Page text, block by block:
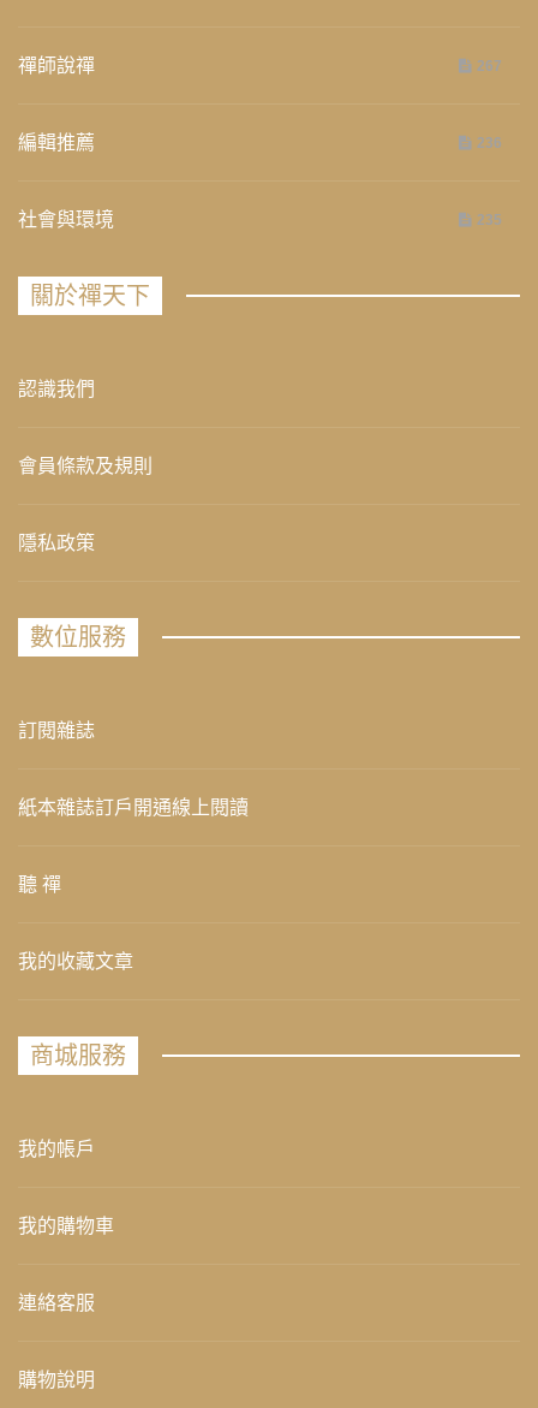
禪師說禪 267
編輯推薦 236
社會與環境 235
關於禪天下
認識我們
會員條款及規則
隱私政策
數位服務
訂閱雜誌
紙本雜誌訂戶開通線上閱讀
聽 禪
我的收藏文章
商城服務
我的帳戶
我的購物車
連絡客服
購物說明